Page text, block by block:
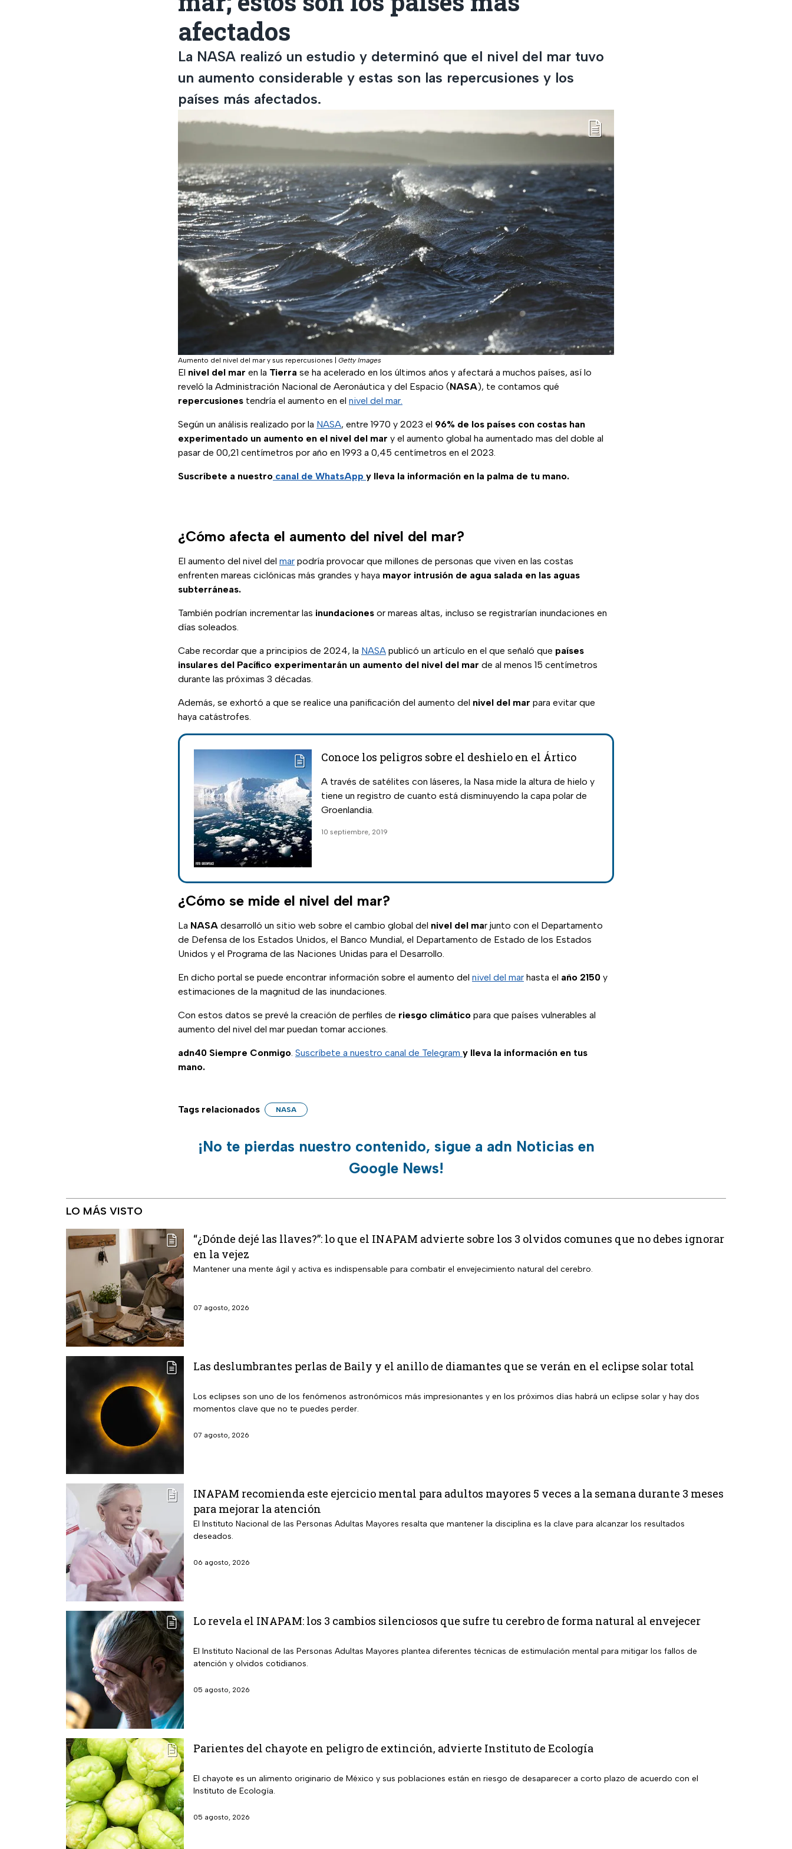
afectados
La NASA realizó un estudio y determinó que el nivel del mar tuvo
un aumento considerable y estas son las repercusiones y los
países más afectados.
Aumento del nivel del mar y sus repercusiones Getty Images
El nivel del mar en la Tierra se ha acelerado en los últimos años y afectará a muchos países, así lo
reveló la Administración Nacional de Aeronáutica y del Espacio (NASA), te contamos qué
repercusiones tendría el aumento en el nivel del mar.
Según un análisis realizado por la NASA, entre 1970 y 2023 el 96% de los países con costas han
experimentado un aumento en el nivel del mar y el aumento global ha aumentado mas del doble al
pasar de 00,21 centímetros por año en 1993 a 0,45 centímetros en el 2023.
Suscríbete a nuestro canal de WhatsApp y lleva la información en la palma de tu mano.
¿Cómo afecta el aumento del nivel del mar?
El aumento del nivel del mar podría provocar que millones de personas que viven en las costas
enfrenten mareas ciclónicas más grandes y haya mayor intrusión de agua salada en las aguas
subterráneas.
También podrían incrementar las inundaciones or mareas altas, incluso se registrarían inundaciones en
días soleados.
Cabe recordar que a principios de 2024, la NASA publicó un artículo en el que señaló que países
insulares del Pacífico experimentarán un aumento del nivel del mar de al menos 15 centímetros
durante las próximas 3 décadas.
Además, se exhortó a que se realice una panificación del aumento del nivel del mar para evitar que
haya catástrofes.
Conoce los peligros sobre el deshielo en el Ártico
A través de satélites con láseres, la Nasa mide la altura de hielo y
tiene un registro de cuanto está disminuyendo la capa polar de
Groenlandia.
10 septiembre, 2019
¿Cómo se mide el nivel del mar?
La NASA desarrolló un sitio web sobre el cambio global del nivel del mar junto con el Departamento
de Defensa de los Estados Unidos, el Banco Mundial, el Departamento de Estado de los Estados
Unidos y el Programa de las Naciones Unidas para el Desarrollo.
En dicho portal se puede encontrar información sobre el aumento del nivel del mar hasta el año 2150 y
estimaciones de la magnitud de las inundaciones.
Con estos datos se prevé la creación de perfiles de riesgo climático para que países vulnerables al
aumento del nivel del mar puedan tomar acciones.
adn40 Siempre Conmigo. Suscríbete a nuestro canal de Telegram y lleva la información en tus
mano.
Tags relacionados NASA
¡No te pierdas nuestro contenido, sigue a adn Noticias en
Google News!
LO MÁS VISTO
“¿Dónde dejé las llaves?”: lo que el INAPAM advierte sobre los 3 olvidos comunes que no debes ignorar
en la vejez
Mantener una mente ágil y activa es indispensable para combatir el envejecimiento natural del cerebro.
07 agosto, 2026
Las deslumbrantes perlas de Baily y el anillo de diamantes que se verán en el eclipse solar total
Los eclipses son uno de los fenómenos astronómicos más impresionantes y en los próximos días habrá un eclipse solar y hay dos
momentos clave que no te puedes perder.
07 agosto, 2026
INAPAM recomienda este ejercicio mental para adultos mayores 5 veces a la semana durante 3 meses
para mejorar la atención
El Instituto Nacional de las Personas Adultas Mayores resalta que mantener la disciplina es la clave para alcanzar los resultados
deseados.
06 agosto, 2026
Lo revela el INAPAM: los 3 cambios silenciosos que sufre tu cerebro de forma natural al envejecer
El Instituto Nacional de las Personas Adultas Mayores plantea diferentes técnicas de estimulación mental para mitigar los fallos de
atención y olvidos cotidianos.
05 agosto, 2026
Parientes del chayote en peligro de extinción, advierte Instituto de Ecología
El chayote es un alimento originario de México y sus poblaciones están en riesgo de desaparecer a corto plazo de acuerdo con el
Instituto de Ecología.
05 agosto, 2026